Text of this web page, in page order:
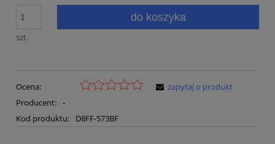
szt.
do koszyka
Ocena:
Producent: -
Kod produktu:
D8FF-573BF
zapytaj o produkt